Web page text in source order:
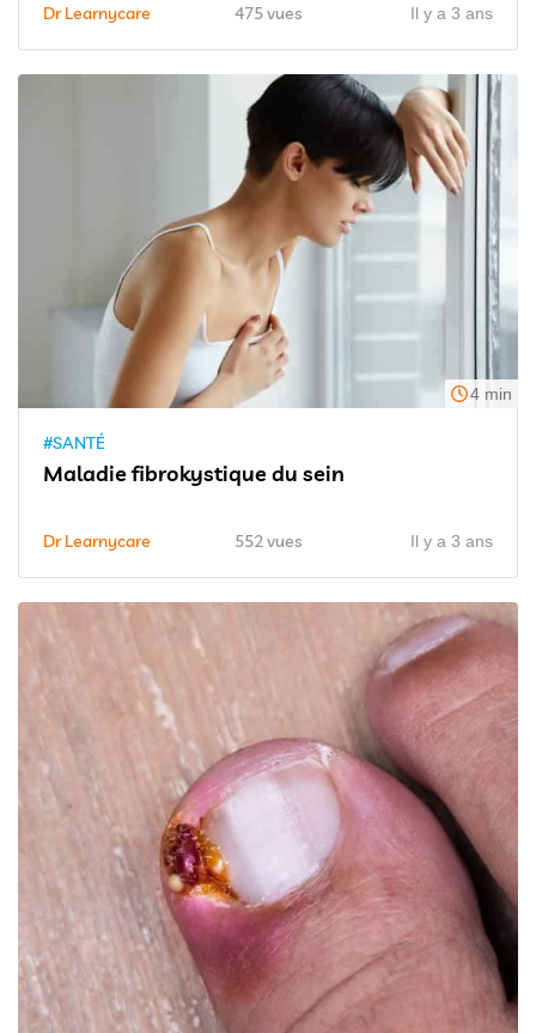
Dr Learnycare 475 vues Il y a 3 ans
4 min
#SANTÉ
Maladie fibrokystique du sein
Dr Learnycare 552 vues Il y a 3 ans